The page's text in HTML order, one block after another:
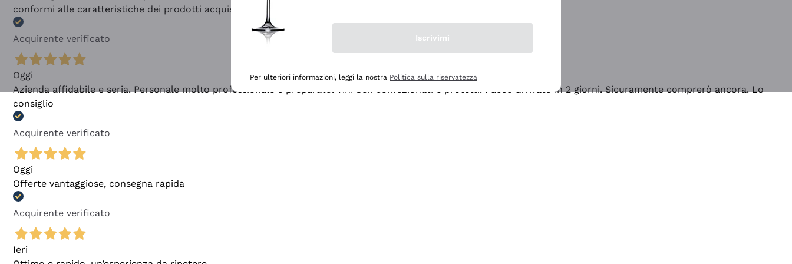
conformi alle caratteristiche dei prodotti acquistati
Acquirente verificato
Oggi
Azienda affidabile e seria. Personale molto professionale e preparato. Vini ben confezionati e protetti. Pacco arrivato in 2 giorni. Sicuramente comprerò ancora. Lo
consiglio
Acquirente verificato
Oggi
Offerte vantaggiose, consegna rapida
Acquirente verificato
Ieri
Iscrivimi
Per ulteriori informazioni, leggi la nostra Politica sulla riservatezza